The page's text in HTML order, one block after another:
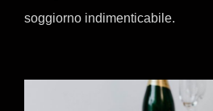
soggiorno indimenticabile.